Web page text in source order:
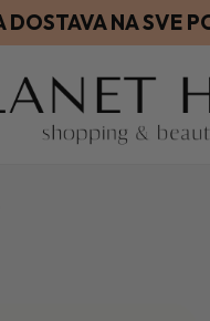
DOSTAVA NA SVE